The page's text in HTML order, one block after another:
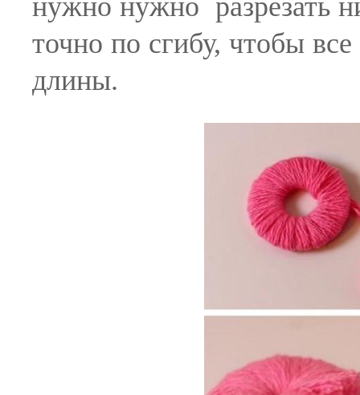
нужно нужно разрезать
точно по сгибу, чтобы
длины.